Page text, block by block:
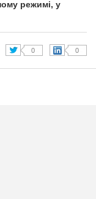
режимі, у